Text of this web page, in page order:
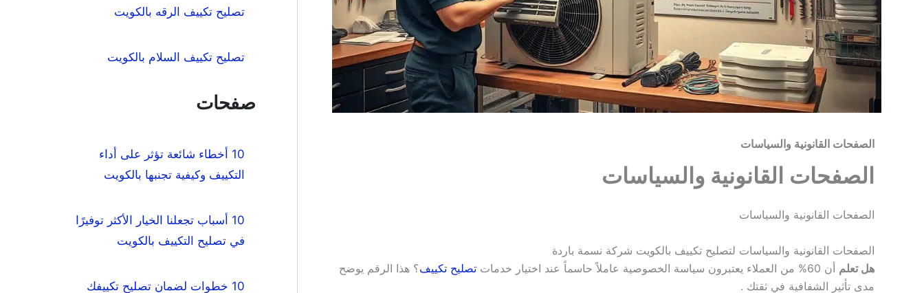
الصفحات القانونية والسياسات
الصفحات القانونية والسياسات
الصفحات القانونية والسياسات
الصفحات القانونية والسياسات لتصليح تكييف بالكويت شركة نسمة باردة
هل تعلم أن 60% من العملاء يعتبرون سياسة الخصوصية عاملاً حاسماً عند اختيار خدمات تصليح تكييف؟ هذا الرقم يوضح
مدى تأثير الشفافية في ثقتك .
تصليح تكييف الرقه بالكويت
تصليح تكييف السلام بالكويت
صفحات
10 أخطاء شائعة تؤثر على أداء
التكييف وكيفية تجنبها بالكويت
10 أسباب تجعلنا الخيار الأكثر توفيرًا
في تصليح التكييف بالكويت
10 خطوات لضمان تصليح تكييفك